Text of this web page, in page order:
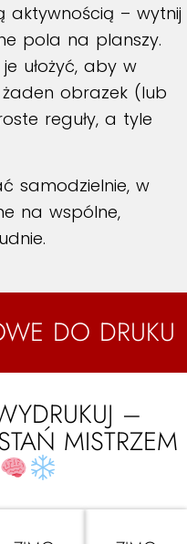
aktywnością – wytnij
pola na planszy.
ułożyć, aby w
obrazek (lub
reguły, a tyle
samodzielnie, w
na wspólne,
DO DRUKU
–
MISTRZEM